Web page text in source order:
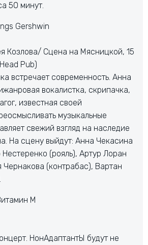
50 минут.
Gershwin
Козлова/ Сцена на Мясницкой, 15
Pub)
встречает современность. Анна
вокалистка, скрипачка,
известная своей
музыкальные
свежий взгляд на наследие
На сцену выйдут: Анна Чекасина
(рояль), Артур Лоран
(контрабас), Вартан
М
НонАдаптантЫ будут не